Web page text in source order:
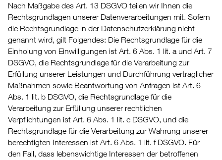
Nach Maßgabe des Art. 13 DSGVO teilen wir Ihnen die
Rechtsgrundlagen unserer Datenverarbeitungen mit. Sofern
die Rechtsgrundlage in der Datenschutzerklärung nicht
genannt wird, gilt Folgendes: Die Rechtsgrundlage für die
Einholung von Einwilligungen ist Art. 6 Abs. 1 lit. a und Art. 7
DSGVO, die Rechtsgrundlage für die Verarbeitung zur
Erfüllung unserer Leistungen und Durchführung vertraglicher
Maßnahmen sowie Beantwortung von Anfragen ist Art. 6
Abs. 1 lit. b DSGVO, die Rechtsgrundlage für die
Verarbeitung zur Erfüllung unserer rechtlichen
Verpflichtungen ist Art. 6 Abs. 1 lit. c DSGVO, und die
Rechtsgrundlage für die Verarbeitung zur Wahrung unserer
berechtigten Interessen ist Art. 6 Abs. 1 lit. f DSGVO. Für
den Fall, dass lebenswichtige Interessen der betroffenen